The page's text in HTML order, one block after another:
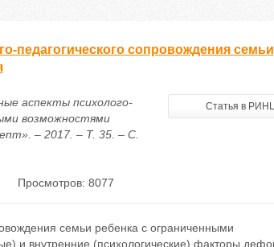
педагогического сопровождения семьи
аспекты психолого-
возможностями
– 2017. – Т. 35. – С.
Статья в
Просмотров: 8077
семьи ребенка с ограниченными
и внутренние (психологические) факторы